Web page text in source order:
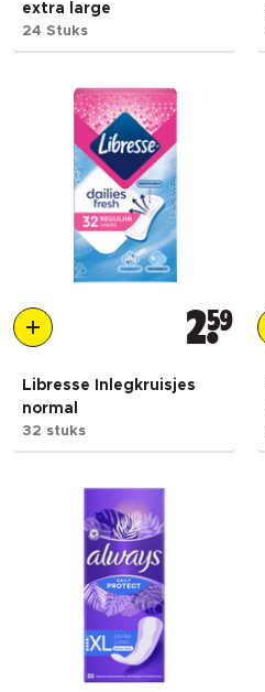
extra large
24 Stuks
259
Libresse Inlegkruisjes
normal
32 stuks